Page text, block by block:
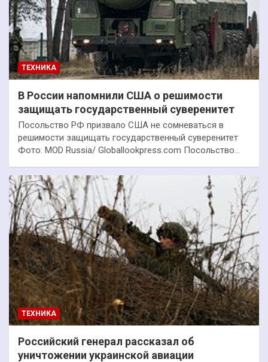
ТЕХНИКА
В России напомнили США о решимости
защищать государственный суверенитет
Посольство РФ призвало США не сомневаться в
решимости защищать государственный суверенитет
Фото: MOD Russia/ Globallookpress.com Посольство…
ТЕХНИКА
Российский генерал рассказал об
уничтожении украинской авиации